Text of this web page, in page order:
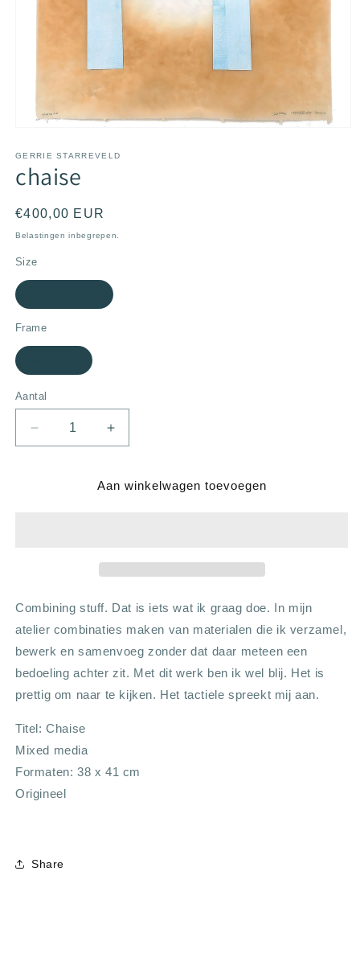
openen
modaal
GERRIE STARREVELD
chaise
Normale
prijs
€400,00 EUR
Belastingen inbegrepen.
Size
Frame
Aantal
Aantal
verlagen
Aantal
verhogen
chaise
Aan winkelwagen toevoegen
Combining stuff. Dat is iets wat ik graag doe. In mijn
atelier combinaties maken van materialen die ik verzamel,
bewerk en samenvoeg zonder dat daar meteen een
bedoeling achter zit. Met dit werk ben ik wel blij. Het is
prettig om naar te kijken. Het tactiele spreekt mij aan.
Titel: Chaise
Mixed media
Formaten: 38 x 41 cm
Origineel
Share